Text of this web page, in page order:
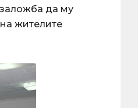
заложба да му
жителите